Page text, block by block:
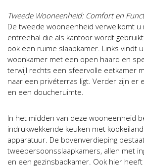
Tweede Wooneenheid: Comfort en
De tweede wooneenheid verwelkomt u
entreehal die als kantoor wordt
ook een ruime slaapkamer. Links vindt
woonkamer met een open haard en
terwijl rechts een sfeervolle eetkamer
naar een privéterras ligt. Verder zijn er
en een doucheruimte.
In het midden van deze wooneenheid
indrukwekkende keuken met
apparatuur. De bovenverdieping
tweepersoonsslaapkamers, allen met
en een gezinsbadkamer. Ook hier